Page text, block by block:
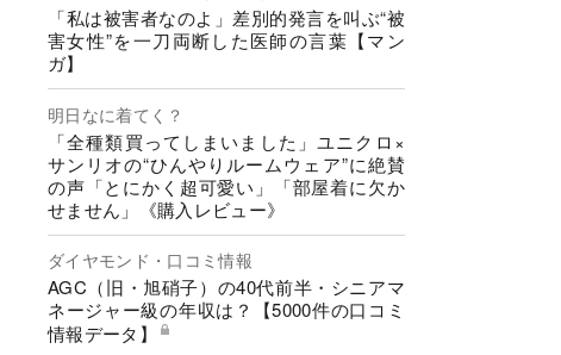
「私は被害者なのよ」差別的発言を叫ぶ“被
害女性”を一刀両断した医師の言葉【マン
ガ】
明日なに着てく？
「全種類買ってしまいました」ユニクロ×
サンリオの“ひんやりルームウェア”に絶賛
の声「とにかく超可愛い」「部屋着に欠か
せません」《購入レビュー》
ダイヤモンド・口コミ情報
AGC（旧・旭硝子）の40代前半・シニアマ
ネージャー級の年収は？【5000件の口コミ
情報データ】